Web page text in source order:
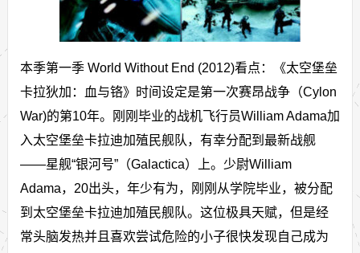
本季第一季 World Without End (2012)看点：《太空堡垒
卡拉狄加：血与铬》时间设定是第一次赛昂战争（Cylon
War)的第10年。刚刚毕业的战机飞行员William Adama加
入太空堡垒卡拉迪加殖民舰队，有幸分配到最新战舰
——星舰“银河号”（Galactica）上。少尉William
Adama，20出头，年少有为，刚刚从学院毕业，被分配
到太空堡垒卡拉迪加殖民舰队。这位极具天赋，但是经
常头脑发热并且喜欢尝试危险的小子很快发现自己成为